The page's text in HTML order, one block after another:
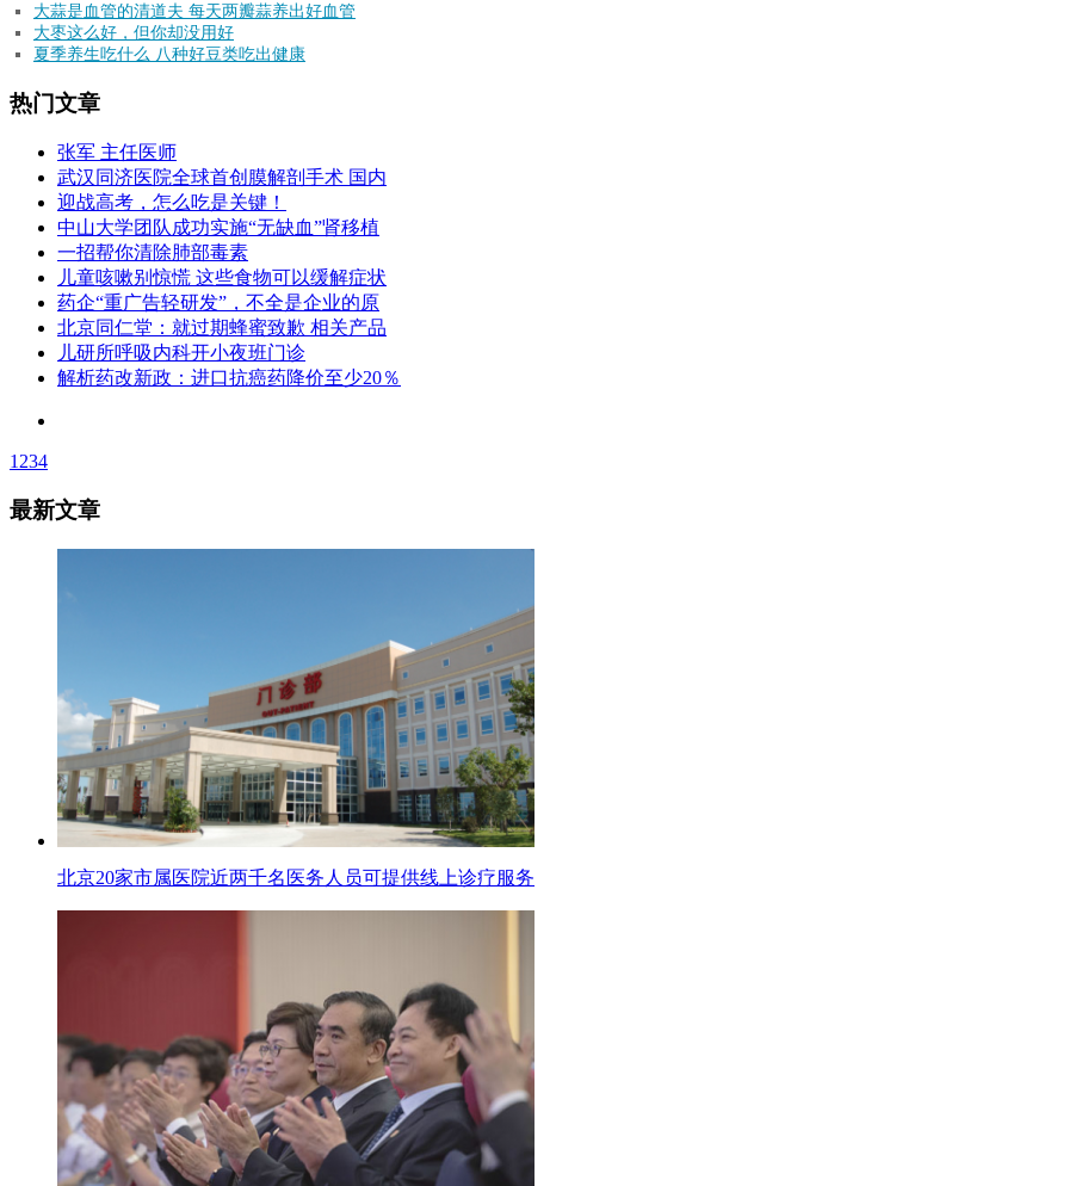
大蒜是血管的清道夫 每天两瓣蒜养出好血管
大枣这么好，但你却没用好
夏季养生吃什么 八种好豆类吃出健康
热门文章
张军 主任医师
武汉同济医院全球首创膜解剖手术 国内
迎战高考，怎么吃是关键！
中山大学团队成功实施“无缺血”肾移植
一招帮你清除肺部毒素
儿童咳嗽别惊慌 这些食物可以缓解症状
药企“重广告轻研发”，不全是企业的原
北京同仁堂：就过期蜂蜜致歉 相关产品
儿研所呼吸内科开小夜班门诊
解析药改新政：进口抗癌药降价至少20％
1 234
最新文章
北京20家市属医院近两千名医务人员可提供线上诊疗服务